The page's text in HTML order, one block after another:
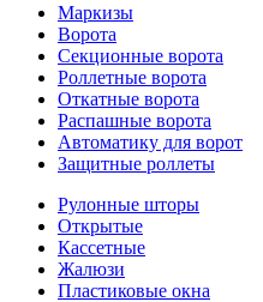
Маркизы
Ворота
Секционные ворота
Роллетные ворота
Откатные ворота
Распашные ворота
Автоматику для ворот
Защитные роллеты
Рулонные шторы
Открытые
Кассетные
Жалюзи
Пластиковые окна